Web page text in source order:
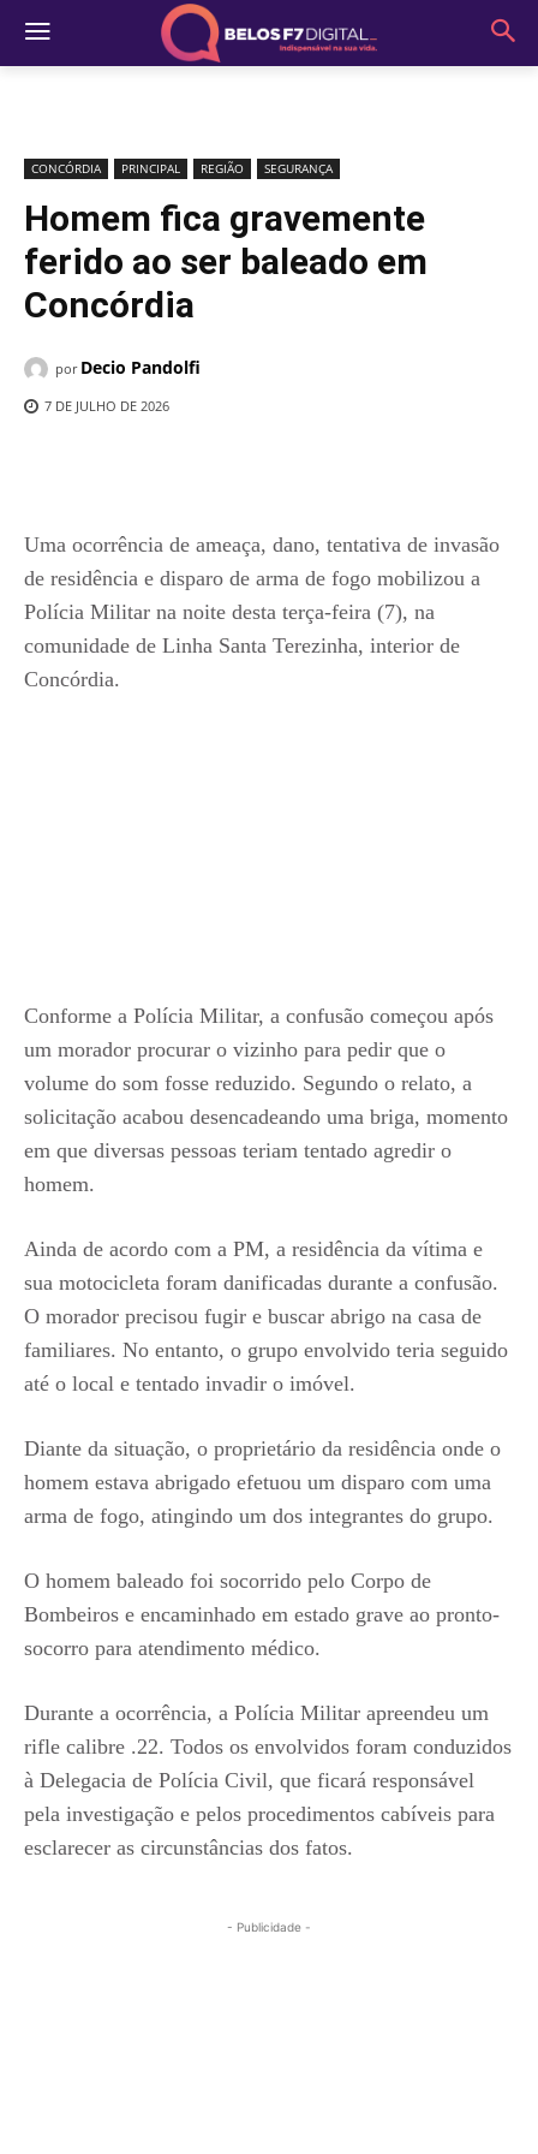
CONCÓRDIA PRINCIPAL REGIÃO SEGURANÇA
Homem fica gravemente
ferido ao ser baleado em
Concórdia
por Decio Pandolfi
7 DE JULHO DE 2026
Uma ocorrência de ameaça, dano, tentativa de invasão
de residência e disparo de arma de fogo mobilizou a
Polícia Militar na noite desta terça-feira (7), na
comunidade de Linha Santa Terezinha, interior de
Concórdia.
Conforme a Polícia Militar, a confusão começou após
um morador procurar o vizinho para pedir que o
volume do som fosse reduzido. Segundo o relato, a
solicitação acabou desencadeando uma briga, momento
em que diversas pessoas teriam tentado agredir o
homem.
Ainda de acordo com a PM, a residência da vítima e
sua motocicleta foram danificadas durante a confusão.
O morador precisou fugir e buscar abrigo na casa de
familiares. No entanto, o grupo envolvido teria seguido
até o local e tentado invadir o imóvel.
Diante da situação, o proprietário da residência onde o
homem estava abrigado efetuou um disparo com uma
arma de fogo, atingindo um dos integrantes do grupo.
O homem baleado foi socorrido pelo Corpo de
Bombeiros e encaminhado em estado grave ao pronto-
socorro para atendimento médico.
Durante a ocorrência, a Polícia Militar apreendeu um
rifle calibre .22. Todos os envolvidos foram conduzidos
à Delegacia de Polícia Civil, que ficará responsável
pela investigação e pelos procedimentos cabíveis para
esclarecer as circunstâncias dos fatos.
- Publicidade -